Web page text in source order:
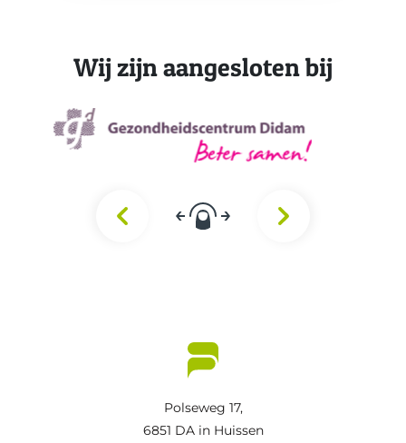
Wij zijn aangesloten bij
Polseweg 17,
6851 DA in Huissen